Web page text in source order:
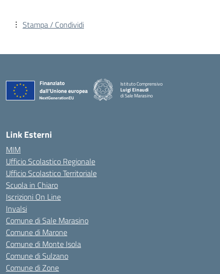
Stampa / Condividi
Istituto Comprensivo
Luigi Einaudi
di Sale Marasino
Link Esterni
MIM
Ufficio Scolastico Regionale
Ufficio Scolastico Territoriale
Scuola in Chiaro
Iscrizioni On Line
Invalsi
Comune di Sale Marasino
Comune di Marone
Comune di Monte Isola
Comune di Sulzano
Comune di Zone